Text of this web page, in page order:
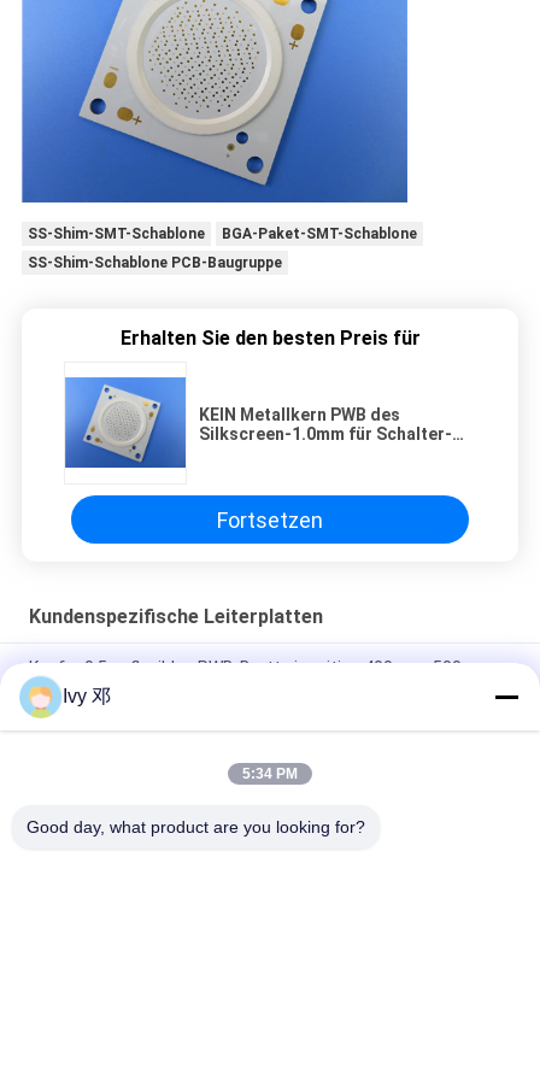
SS-Shim-SMT-Schablone
BGA-Paket-SMT-Schablone
SS-Shim-Schablone PCB-Baugruppe
Erhalten Sie den besten Preis für
KEIN Metallkern PWB des
Silkscreen-1.0mm für Schalter-
Fortsetzen
Kundenspezifische Leiterplatten
Kupfer 0.5oz flexibles PWB-Brett einseitige 400mmx500mm
Schicht 0.25mm verdoppeln flexibles PWB-Brett mit
Polyimide-Versteifung
Flexibler Druck-FPC-Leiterplatte einseitiger Polyimide für
Ivy 邓
5:34 PM
Good day, what product are you looking for?